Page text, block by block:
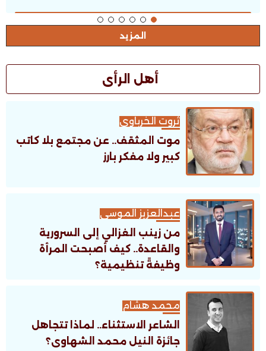
المزيد
أهل الرأى
ثروت الخرباوى
موت المثقف.. عن مجتمع بلا كاتب
كبير ولا مفكر بارز
عبدالعزيز الموسى
من زينب الغزالي إلى السرورية
والقاعدة.. كيف أصبحت المرأة
وظيفةً تنظيمية؟
محمد هشام
الشاعر الاستثناء.. لماذا تتجاهل
جائزة النيل محمد الشهاوى؟